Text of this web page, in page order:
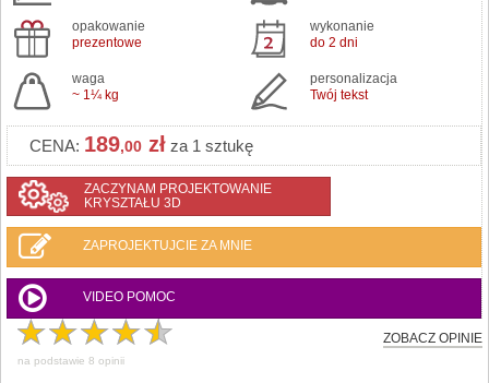
opakowanie
prezentowe
wykonanie
do 2 dni
waga
~ 1¼ kg
personalizacja
Twój tekst
CENA: 189,00 zł za 1 sztukę
ZACZYNAM PROJEKTOWANIE
KRYSZTAŁU 3D
ZAPROJEKTUJCIE ZA MNIE
VIDEO POMOC
ZOBACZ OPINIE
na podstawie 8 opinii